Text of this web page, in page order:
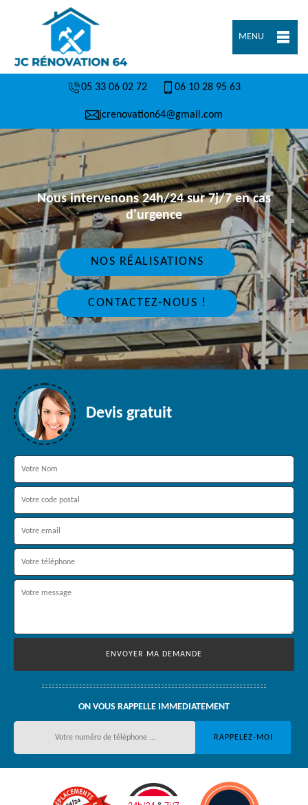
MENU
05 33 06 02 72 06 10 28 95 63
jcrenovation64@gmail.com
Nous intervenons 24h/24 sur 7j/7 en cas
d'urgence
NOS RÉALISATIONS
CONTACTEZ-NOUS !
Devis gratuit
ON VOUS RAPPELLE IMMEDIATEMENT